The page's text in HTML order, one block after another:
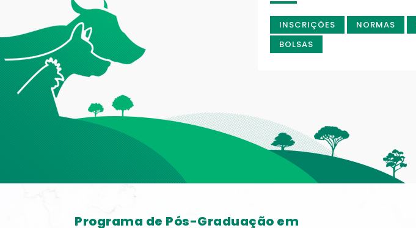
INSCRIÇÕES NORMAS
BOLSAS
Programa de Pós-Graduação em